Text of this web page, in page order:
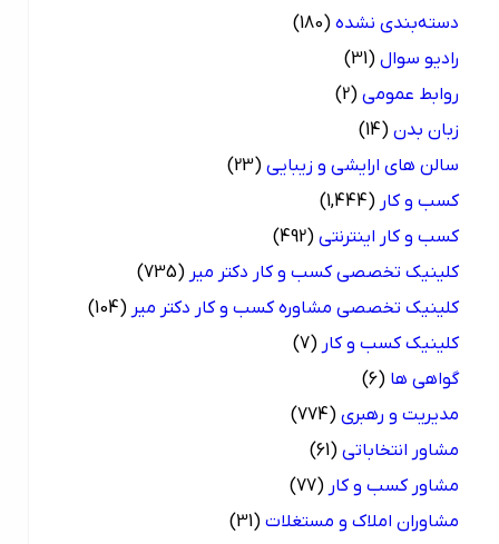
دسته‌بندی نشده (180)
رادیو سوال (31)
روابط عمومی (2)
زبان بدن (14)
سالن های ارایشی و زیبایی (23)
کسب و کار (1,444)
کسب و کار اینترنتی (492)
کلینیک تخصصی کسب و کار دکتر میر (735)
کلینیک تخصصی مشاوره کسب و کار دکتر میر (104)
کلینیک کسب و کار (7)
گواهی ها (6)
مدیریت و رهبری (774)
مشاور انتخاباتی (61)
مشاور کسب و کار (77)
مشاوران املاک و مستغلات (31)